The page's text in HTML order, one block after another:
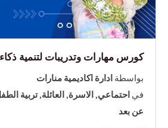
كورس مهارات وتدريبات لتنمية
بواسطة ادارة اكاديمية منارات
في احتماعي, الاسرة, العائلة,تربية
عن بعد